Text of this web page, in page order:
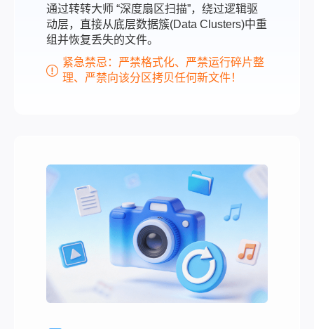
通过转转大师 “深度扇区扫描”，绕过逻辑驱
动层，直接从底层数据簇(Data Clusters)中重
组并恢复丢失的文件。
紧急禁忌：严禁格式化、严禁运行碎片整
理、严禁向该分区拷贝任何新文件！